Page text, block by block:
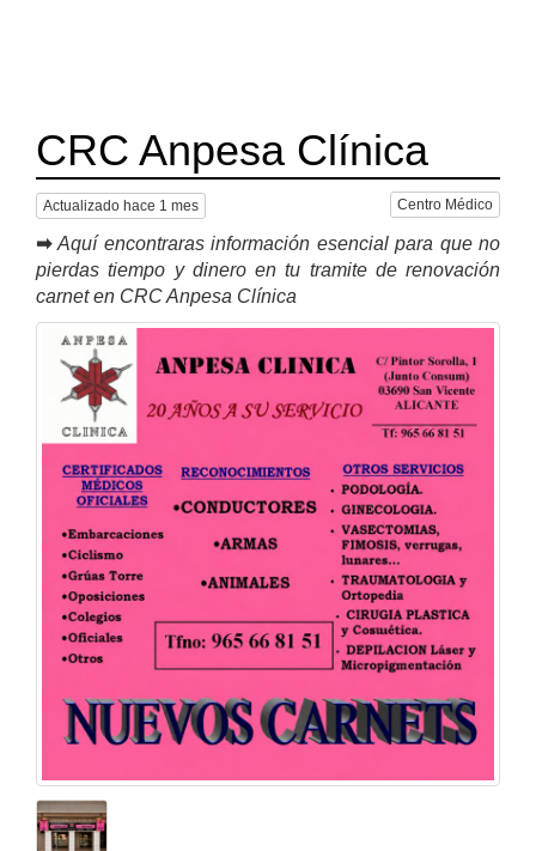
CRC Anpesa Clínica
Actualizado hace 1 mes Centro Médico
➡ Aquí encontraras información esencial para que no
pierdas tiempo y dinero en tu tramite de renovación
carnet en CRC Anpesa Clínica